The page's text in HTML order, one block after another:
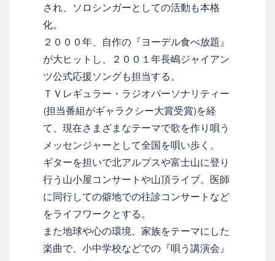
され、ソロシンガーとしての活動も本格
化。
２０００年、自作の『ヨーデル食べ放題』
が大ヒットし、２００１年長嶋ジャイアン
ツ公式応援ソングも担当する。
ＴＶレギュラー・ラジオパーソナリティー
(担当番組がギャラクシー大賞受賞)を経
て、現在さまざまなテーマで歌を作り唄う
メッセンジャーとして全国を唄い歩く。
ギターを担いで北アルプスや富士山に登り
行う山小屋コンサートや山頂ライブ。医師
に同行しての僻地での往診コンサートなど
をライフワークとする。
また地球や心の環境、家族をテーマにした
楽曲で、小中学校などでの『唄う講演会』